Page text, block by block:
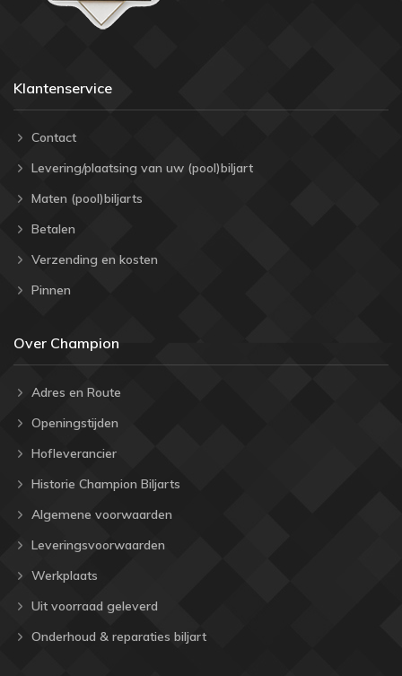
Klantenservice
Contact
Levering/plaatsing van uw (pool)biljart
Maten (pool)biljarts
Betalen
Verzending en kosten
Pinnen
Over Champion
Adres en Route
Openingstijden
Hofleverancier
Historie Champion Biljarts
Algemene voorwaarden
Leveringsvoorwaarden
Werkplaats
Uit voorraad geleverd
Onderhoud & reparaties biljart